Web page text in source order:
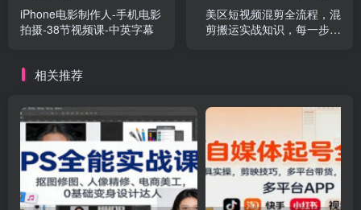
iPhone电影制作人-手机电影
拍摄-38节视频课-中英字幕
美区短视频混剪全流程，混
剪搬运实战知识，每一步都
相关推荐